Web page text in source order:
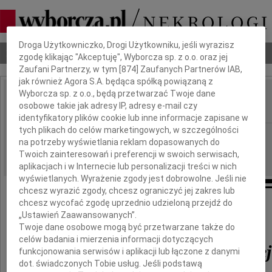
Nekrologi Odeszli Poradnik pogrzebowy
IMIĘ I NAZWISKO: Halina Tomaszewska
REGION: Lublin
DATA EMISJI: 06.10.2017
Wyrażamy głęboki żal i smutek
Haliny Tomaszewskiej
Dbamy o Twoją prywatność
Droga Użytkowniczko, Drogi Użytkowniku, jeśli wyrazisz
zgodę klikając "Akceptuję", Wyborcza sp. z o.o. oraz jej
Zaufani Partnerzy, w tym [874 ] Zaufanych Partnerów IAB,
jak również Agora S.A. będąca spółką powiązaną z
Wyborcza sp. z o.o., będą przetwarzać Twoje dane
osobowe takie jak adresy IP, adresy e-mail czy
identyfikatory plików cookie lub inne informacje zapisane w
tych plikach do celów marketingowych, w szczególności
na potrzeby wyświetlania reklam dopasowanych do
Twoich zainteresowań i preferencji w swoich serwisach,
aplikacjach i w Internecie lub personalizacji treści w nich
wyświetlanych. Wyrażenie zgody jest dobrowolne. Jeśli nie
chcesz wyrazić zgody, chcesz ograniczyć jej zakres lub
chcesz wycofać zgodę uprzednio udzieloną przejdź do
„Ustawień Zaawansowanych”.
Twoje dane osobowe mogą być przetwarzane także do
celów badania i mierzenia informacji dotyczących
funkcjonowania serwisów i aplikacji lub łączone z danymi
dot. świadczonych Tobie usług. Jeśli podstawą